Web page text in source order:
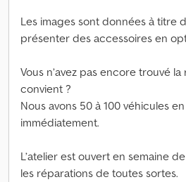
Les images sont données à titre
présenter des accessoires en
Vous n’avez pas encore trouvé
convient ?
Nous avons 50 à 100 véhicules
immédiatement.
L’atelier est ouvert en semaine
les réparations de toutes sortes.